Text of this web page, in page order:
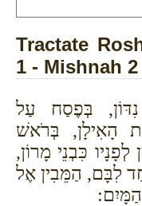
Tractate
1 - Mishnah 2
בְּפֶסַח עַל
הָאִילָן, בְּרֹאשׁ
כִּבְנֵי מָרוֹן,
לִבָּם, הַמֵּבִין אֶל